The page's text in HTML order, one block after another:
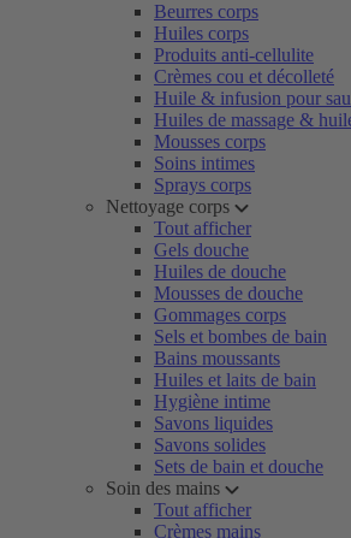
Beurres corps
Huiles corps
Produits anti-cellulite
Crèmes cou et décolleté
Huile & infusion pour
Huiles de massage &
Mousses corps
Soins intimes
Sprays corps
Nettoyage corps
Tout afficher
Gels douche
Huiles de douche
Mousses de douche
Gommages corps
Sels et bombes de bain
Bains moussants
Huiles et laits de bain
Hygiène intime
Savons liquides
Savons solides
Sets de bain et douche
Soin des mains
Tout afficher
Crèmes mains